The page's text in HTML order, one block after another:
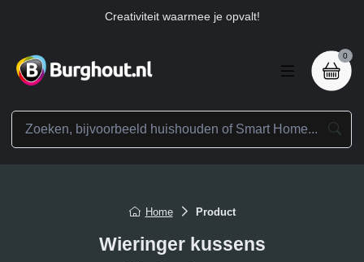
Creativiteit waarmee je opvalt!
0
Home Product
Wieringer kussens